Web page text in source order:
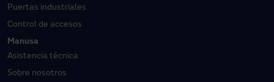
Puertas industriales
Control de accesos
Manusa
Asistencia técnica
Sobre nosotros